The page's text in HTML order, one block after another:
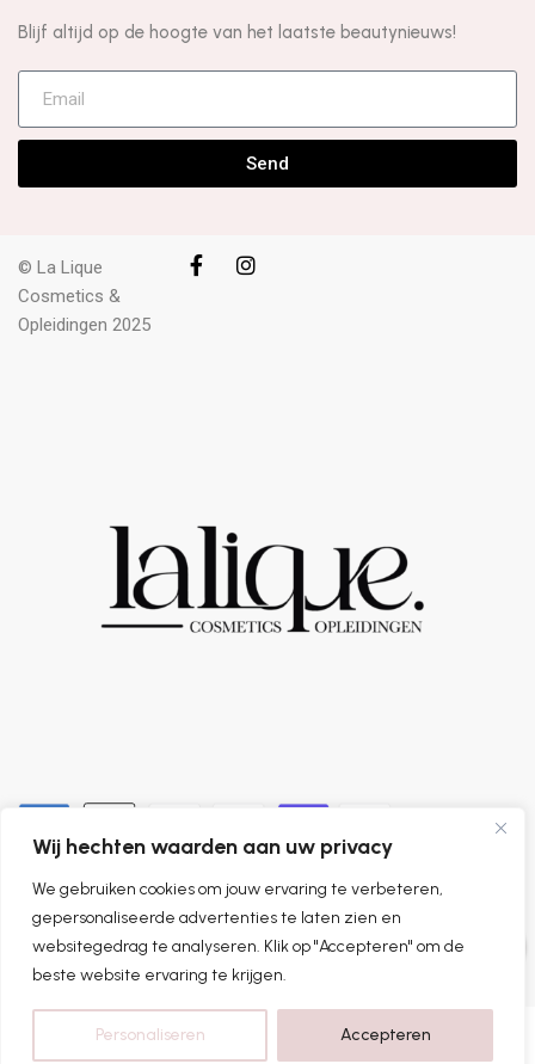
Wij hechten waarden aan uw privacy
We gebruiken cookies om jouw ervaring te verbeteren,
gepersonaliseerde advertenties te laten zien en
websitegedrag te analyseren. Klik op "Accepteren" om de
beste website ervaring te krijgen.
Personaliseren Accepteren
Blijf altijd op de hoogte van het laatste beautynieuws!
Send
© La Lique
Cosmetics &
Opleidingen 2025